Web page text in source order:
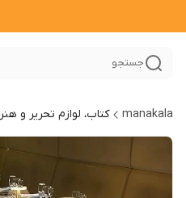
جستجو
manakala کتاب، لوازم تحریر و هنر